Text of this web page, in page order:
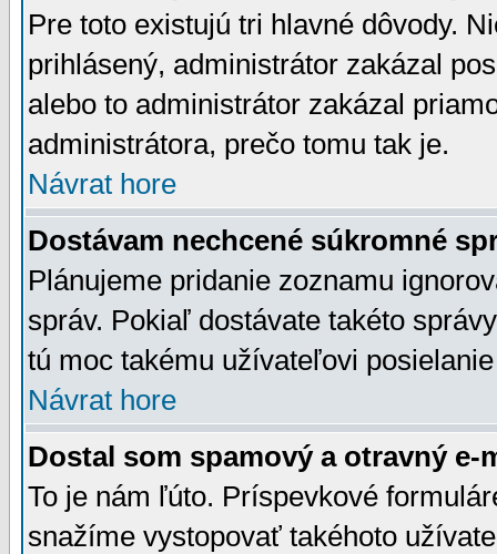
Pre toto existujú tri hlavné dôvody.
prihlásený, administrátor zakázal
alebo to administrátor zakázal
administrátora, prečo tomu tak je.
Návrat hore
Dostávam nechcené súkromné
Plánujeme pridanie zoznamu
správ. Pokiaľ dostávate takéto
tú moc takému užívateľovi
Návrat hore
Dostal som spamový a otravný e-
To je nám ľúto. Príspevkové
snažíme vystopovať takéhoto